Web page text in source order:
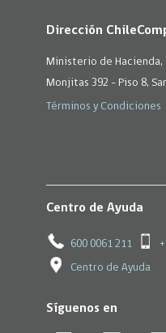
Dirección
Ministerio de Hacienda,
Monjitas 392 - Piso 8,
Términos y Condiciones
Centro de Ayuda
600 0061 211
Centro de Ayuda
Síguenos en